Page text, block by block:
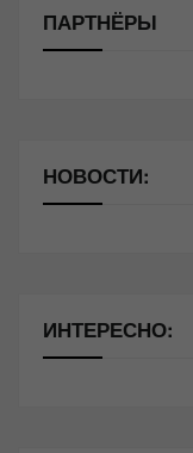
ПАРТНЁРЫ
НОВОСТИ:
ИНТЕРЕСНО: